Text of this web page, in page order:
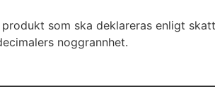
som ska deklareras enligt
noggrannhet.